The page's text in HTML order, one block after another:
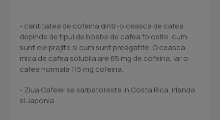
- cantitatea de cofeina dintr-o ceasca de cafea
depinde de tipul de boabe de cafea folosite, cum
sunt ele prajite si cum sunt preagatite. O ceasca
mica de cafea solubila are 65 mg de cofeina, iar o
cafea normala 115 mg cofeina.
- Ziua Cafelei se sarbatoreste in Costa Rica, Irlanda
si Japonia.